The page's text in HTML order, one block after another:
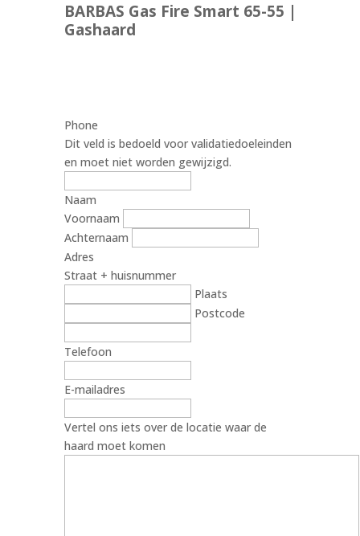
BARBAS Gas Fire Smart 65-55 |
Gashaard
Phone
Dit veld is bedoeld voor validatiedoeleinden
en moet niet worden gewijzigd.
Naam
Voornaam
Achternaam
Adres
Straat + huisnummer
Plaats
Postcode
Telefoon
E-mailadres
Vertel ons iets over de locatie waar de
haard moet komen